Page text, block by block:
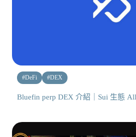
#DeFi #DEX
Bluefin perp DEX 介紹｜Sui 生態